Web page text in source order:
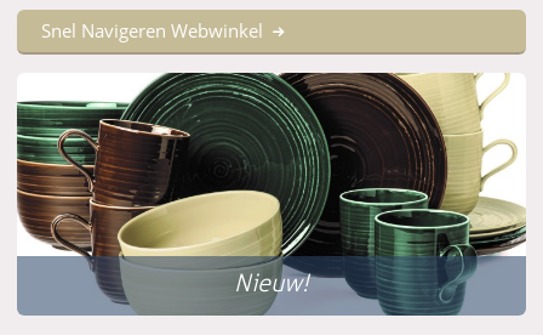
Snel Navigeren Webwinkel
Nieuw!